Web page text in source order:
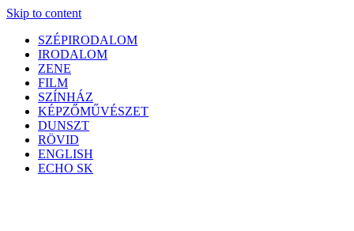
Skip to content
SZÉPIRODALOM
IRODALOM
ZENE
FILM
SZÍNHÁZ
KÉPZŐMŰVÉSZET
DUNSZT
RÖVID
ENGLISH
ECHO SK